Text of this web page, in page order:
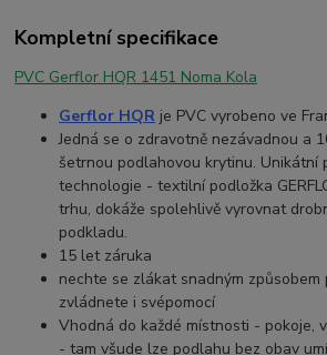
Kompletní specifikace
PVC Gerflor HQR 1451 Noma Kola
Gerflor HQR je PVC vyrobeno ve
Jedná se o zdravotně nezávadnou a
šetrnou podlahovou krytinu. Unikátní
technologie - textilní podložka
trhu, dokáže spolehlivě vyrovnat
podkladu.
15 let záruka
nechte se zlákat snadným způsobem
zvládnete i svépomocí
Vhodná do každé místnosti - pokoje,
- tam všude lze podlahu bez obav